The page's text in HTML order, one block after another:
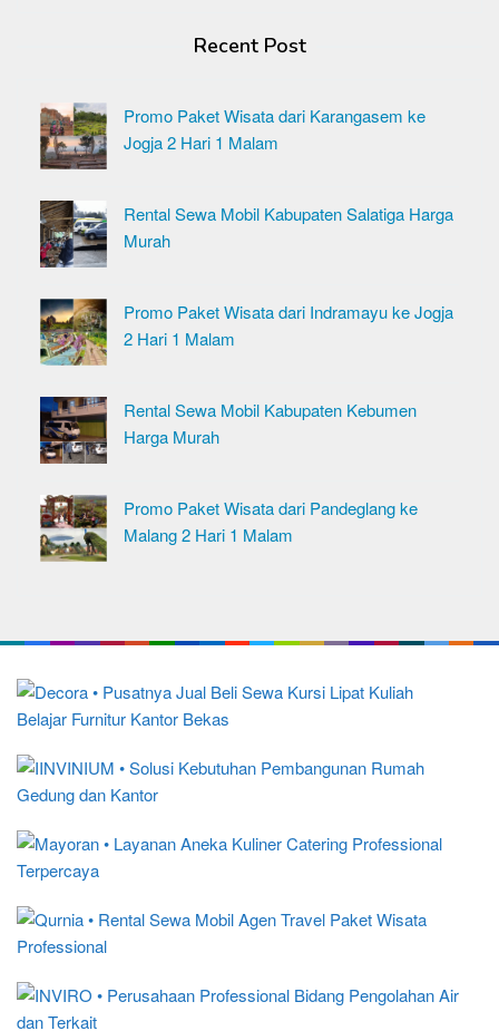
Recent Post
Promo Paket Wisata dari Karangasem ke
Jogja 2 Hari 1 Malam
Rental Sewa Mobil Kabupaten Salatiga Harga
Murah
Promo Paket Wisata dari Indramayu ke Jogja
2 Hari 1 Malam
Rental Sewa Mobil Kabupaten Kebumen
Harga Murah
Promo Paket Wisata dari Pandeglang ke
Malang 2 Hari 1 Malam